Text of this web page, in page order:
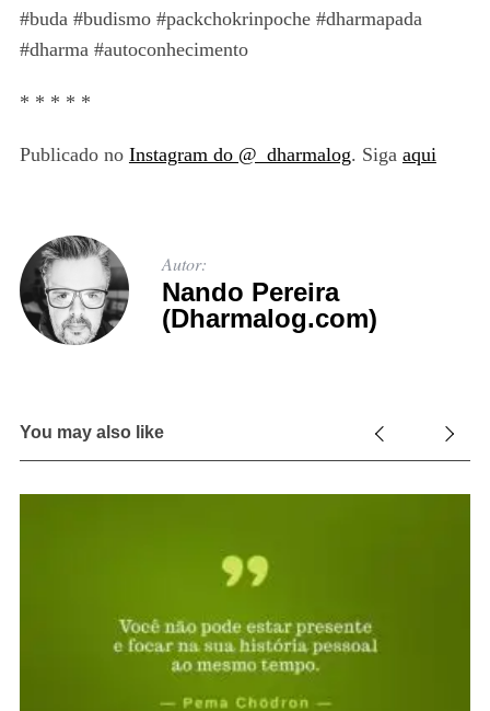
#buda #budismo #packchokrinpoche #dharmapada
#dharma #autoconhecimento
* * * * *
Publicado no Instagram do @_dharmalog. Siga aqui
Autor:
Nando Pereira
(Dharmalog.com)
You may also like